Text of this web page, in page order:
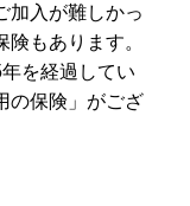
加入が難しかっ
もあります。
を経過してい
の保険」がござ